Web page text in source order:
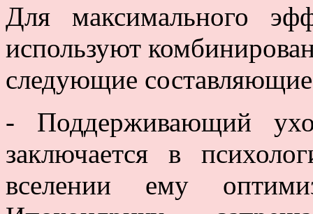
Для максимального
используют
следующие
- Поддерживающий
заключается в
вселении ему